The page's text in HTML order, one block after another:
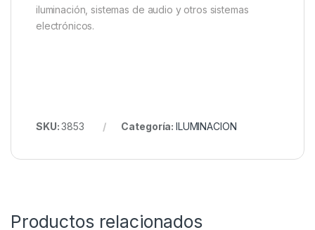
iluminación, sistemas de audio y otros sistemas
electrónicos.
SKU:3853 Categoría: ILUMINACION
Productos relacionados